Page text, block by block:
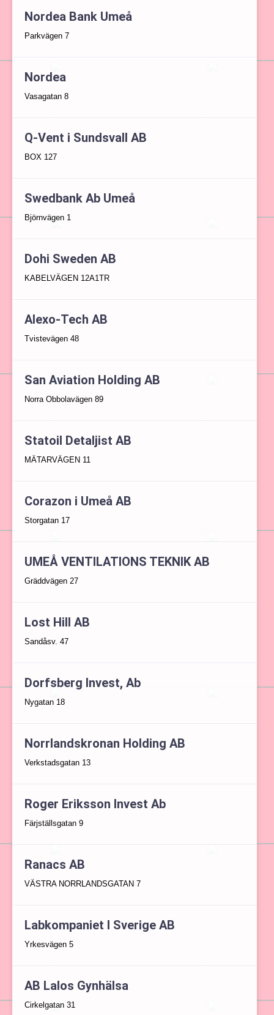
Nordea Bank Umeå
Parkvägen 7
Nordea
Vasagatan 8
Q-Vent i Sundsvall AB
BOX 127
Swedbank Ab Umeå
Björnvägen 1
Dohi Sweden AB
KABELVÄGEN 12A1TR
Alexo-Tech AB
Tvistevägen 48
San Aviation Holding AB
Norra Obbolavägen 89
Statoil Detaljist AB
MÄTARVÄGEN 11
Corazon i Umeå AB
Storgatan 17
UMEÅ VENTILATIONS TEKNIK AB
Gräddvägen 27
Lost Hill AB
Sandåsv. 47
Dorfsberg Invest, Ab
Nygatan 18
Norrlandskronan Holding AB
Verkstadsgatan 13
Roger Eriksson Invest Ab
Färjställsgatan 9
Ranacs AB
VÄSTRA NORRLANDSGATAN 7
Labkompaniet I Sverige AB
Yrkesvägen 5
AB Lalos Gynhälsa
Cirkelgatan 31